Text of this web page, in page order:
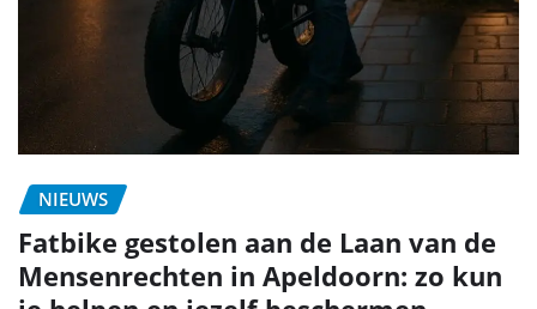
NIEUWS
Fatbike gestolen aan de Laan van de
Mensenrechten in Apeldoorn: zo kun